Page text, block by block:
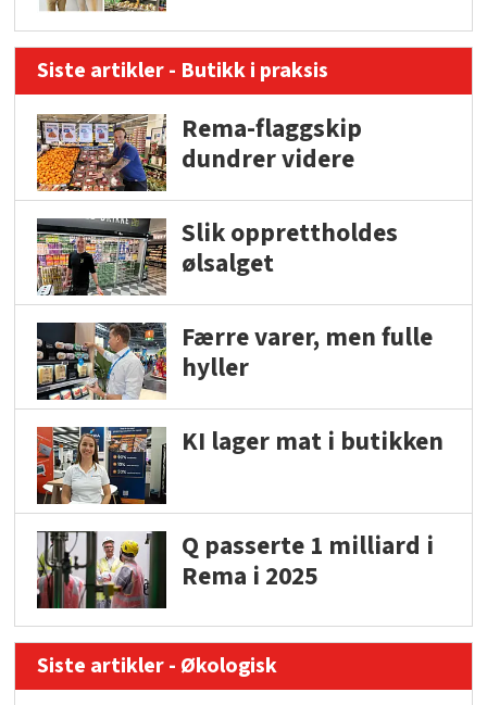
Siste artikler - Butikk i praksis
Rema-flaggskip
dundrer videre
Slik opprettholdes
ølsalget
Færre varer, men fulle
hyller
KI lager mat i butikken
Q passerte 1 milliard i
Rema i 2025
Siste artikler - Økologisk